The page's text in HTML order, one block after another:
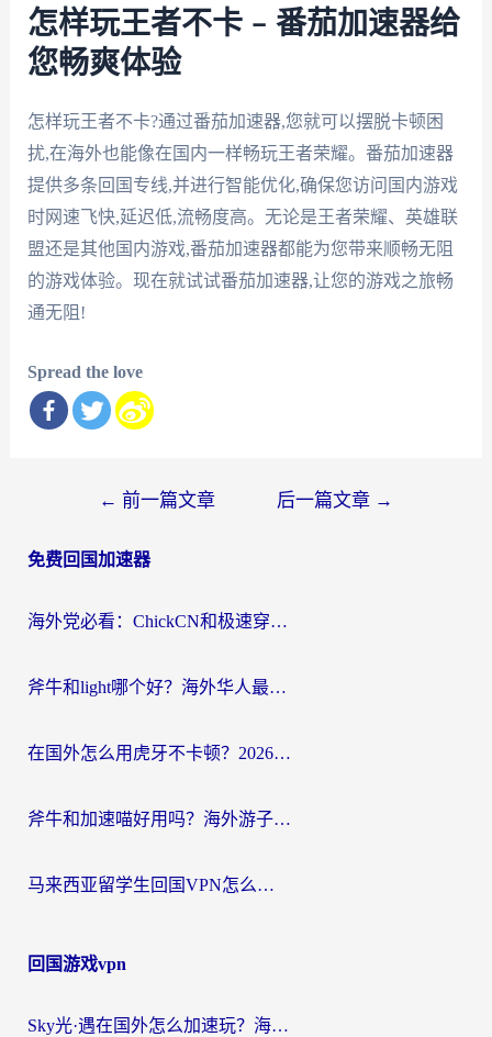
怎样玩王者不卡 – 番茄加速器给
您畅爽体验
怎样玩王者不卡?通过番茄加速器,您就可以摆脱卡顿困
扰,在海外也能像在国内一样畅玩王者荣耀。番茄加速器
提供多条回国专线,并进行智能优化,确保您访问国内游戏
时网速飞快,延迟低,流畅度高。无论是王者荣耀、英雄联
盟还是其他国内游戏,番茄加速器都能为您带来顺畅无阻
的游戏体验。现在就试试番茄加速器,让您的游戏之旅畅
通无阻!
Spread the love
导
← 前一篇文章 后一篇文章 →
免费回国加速器
海外党必看：ChickCN和极速穿梭VPN好用吗？3招教你选对回国加速器无缝刷国内资源
斧牛和light哪个好？海外华人最关心的回国加速器选择难题，一篇讲透
在国外怎么用虎牙不卡顿？2026海外华人亲测有效的回国加速器选择指南
斧牛和加速喵好用吗？海外游子的真实选择困境
马来西亚留学生回国VPN怎么选？3个避坑点+1款实测好用的加速器推荐
回国游戏vpn
Sky光·遇在国外怎么加速玩？海外党亲测有效的国服游戏加速指南